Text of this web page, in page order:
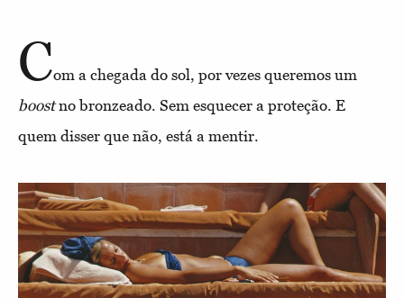
Com a chegada do sol, por vezes queremos um
boostno bronzeado. Sem esquecer a proteção. E
quem disser que não, está a mentir.